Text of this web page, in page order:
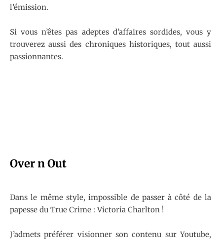
l’émission.
Si vous n’êtes pas adeptes d’affaires sordides, vous y
trouverez aussi des chroniques historiques, tout aussi
passionnantes.
Over n Out
Dans le même style, impossible de passer à côté de la
papesse du True Crime : Victoria Charlton !
J’admets préférer visionner son contenu sur Youtube,